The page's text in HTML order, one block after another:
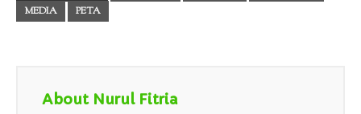
MEDIA
PETA
About Nurul Fitria